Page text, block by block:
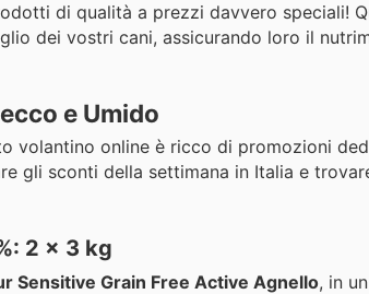
di qualità a prezzi davvero speciali!
dei vostri cani, assicurando loro il
e Umido
volantino online è ricco di promozioni
gli sconti della settimana in Italia e
2 x 3 kg
Sensitive Grain Free Active Agnello, in